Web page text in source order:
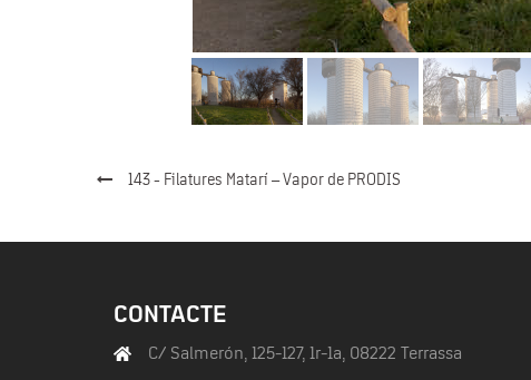
143 - Filatures Matarí – Vapor de PRODIS
CONTACTE
C/ Salmerón, 125-127, 1r-1a, 08222 Terrassa